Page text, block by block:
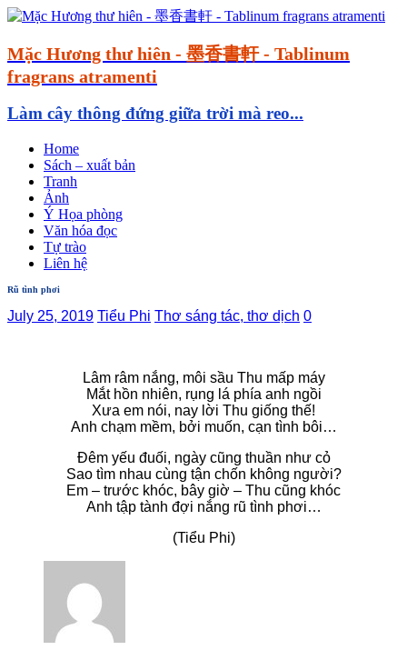
Mặc Hương thư hiên - 墨香書軒 - Tablinum
fragrans atramenti
Làm cây thông đứng giữa trời mà reo...
Home
Sách – xuất bản
Tranh
Ảnh
Ý Họa phòng
Văn hóa đọc
Tự trào
Liên hệ
Rũ tình phơi
July 25, 2019 Tiểu Phi Thơ sáng tác, thơ dịch 0
Lâm râm nắng, môi sầu Thu mấp máy
Mắt hồn nhiên, rụng lá phía anh ngồi
Xưa em nói, nay lời Thu giống thế!
Anh chạm mềm, bởi muốn, cạn tình bôi…
Đêm yếu đuối, ngày cũng thuần như cỏ
Sao tìm nhau cùng tận chốn không người?
Em – trước khóc, bây giờ – Thu cũng khóc
Anh tập tành đợi nắng rũ tình phơi…
(Tiểu Phi)